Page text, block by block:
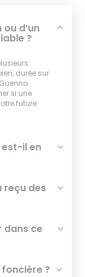
d’un
?
durée sur
si une
future
il en
reçu des
dans ce
?